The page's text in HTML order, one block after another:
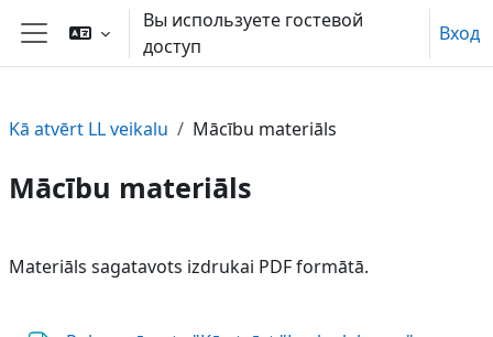
Перейти к основному содержанию
Боковая панель
Вы используете гостевой
доступ
Вход
Kā atvērt LL veikalu Mācību materiāls
Mācību materiāls
Section outline
Materiāls sagatavots izdrukai PDF formātā.